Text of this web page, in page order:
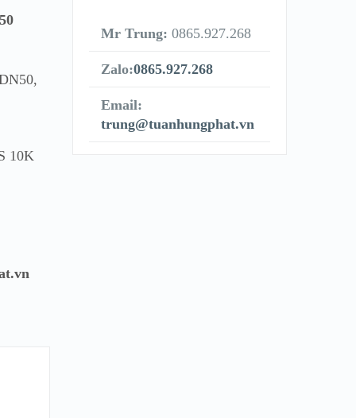
10K
Mr Trung: 0865.927.268
Zalo:0865.927.268
Email:
trung@tuanhungphat.vn